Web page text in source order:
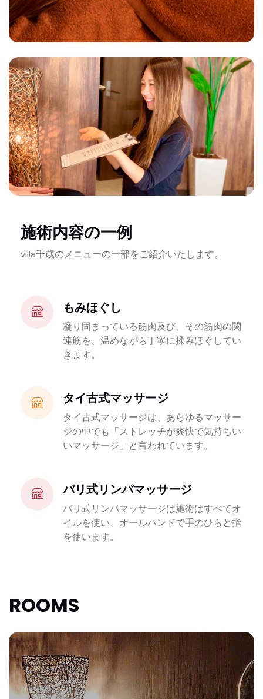
施術内容の一例
villa千歳のメニューの一部をご紹介いたします。
もみほぐし
凝り固まっている筋肉及び、その筋肉の関
連筋を、温めながら丁寧に揉みほぐしてい
きます。
タイ古式マッサージ
タイ古式マッサージは、あらゆるマッサー
ジの中でも「ストレッチが爽快で気持ちい
いマッサージ」と言われています。
バリ式リンパマッサージ
バリ式リンパマッサージは施術はすべてオ
イルを使い、オールハンドで手のひらと指
を使います。
ROOMS